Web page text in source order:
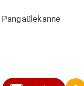
Pangaülekanne